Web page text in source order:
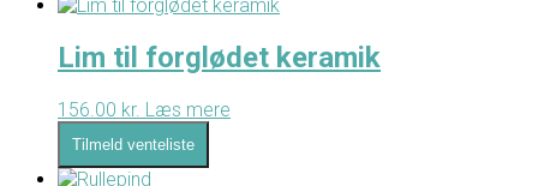
Lim til forglødet keramik
156.00 kr. Læs mere
Tilmeld venteliste